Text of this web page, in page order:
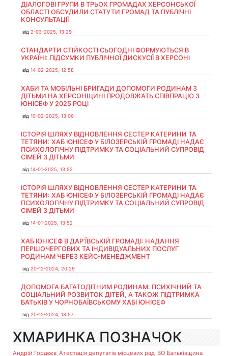
ДІАЛОГОВІ ГРУПИ В ТРЬОХ ГРОМАДАХ ХЕРСОНСЬКОЇ
ОБЛАСТІ ОБСУДИЛИ СТАТУТИ ГРОМАД ТА ПУБЛІЧНІ
КОНСУЛЬТАЦІЇ
від 2-03-2025, 13:29
СТАНДАРТИ СТІЙКОСТІ СЬОГОДНІ ФОРМУЮТЬСЯ В
УКРАЇНІ: ПІДСУМКИ ПУБЛІЧНОЇ ДИСКУСІЇ В ХЕРСОНІ
від 14-02-2025, 12:58
ХАБИ ТА МОБІЛЬНІ БРИГАДИ ДОПОМОГИ РОДИНАМ З
ДІТЬМИ НА ХЕРСОНЩИНІ ПРОДОВЖАТЬ СПІВПРАЦЮ З
ЮНІСЕФ У 2025 РОЦІ
від 10-02-2025, 13:06
ІСТОРІЯ ШЛЯХУ ВІДНОВЛЕННЯ СЕСТЕР КАТЕРИНИ ТА
ТЕТЯНИ: ХАБ ЮНІСЕФ У БІЛОЗЕРСЬКІЙ ГРОМАДІ НАДАЄ
ПСИХОЛОГІЧНУ ПІДТРИМКУ ТА СОЦІАЛЬНИЙ СУПРОВІД
СІМЕЙ З ДІТЬМИ
від 14-01-2025, 13:52
ІСТОРІЯ ШЛЯХУ ВІДНОВЛЕННЯ СЕСТЕР КАТЕРИНИ ТА
ТЕТЯНИ: ХАБ ЮНІСЕФ У БІЛОЗЕРСЬКІЙ ГРОМАДІ НАДАЄ
ПСИХОЛОГІЧНУ ПІДТРИМКУ ТА СОЦІАЛЬНИЙ СУПРОВІД
СІМЕЙ З ДІТЬМИ
від 14-01-2025, 13:52
ХАБ ЮНІСЕФ В ДАР’ЇВСЬКІЙ ГРОМАДІ: НАДАННЯ
ПЕРШОЧЕРГОВИХ ТА ІНДИВІДУАЛЬНИХ ПОСЛУГ
РОДИНАМ ЧЕРЕЗ КЕЙС-МЕНЕДЖМЕНТ
від 20-12-2024, 20:29
ДОПОМОГА БАГАТОДІТНИМ РОДИНАМ: ПСИХІЧНИЙ ТА
СОЦІАЛЬНИЙ РОЗВИТОК ДІТЕЙ, А ТАКОЖ ПІДТРИМКА
БАТЬКІВ У ЧОРНОБАЇВСЬКОМУ ХАБІ ЮНІСЕФ
від 20-12-2024, 18:57
ХМАРИНКА ПОЗНАЧОК
Андрій Гордєєв Атестація депутатів місцевих рад ВО Батьківщина